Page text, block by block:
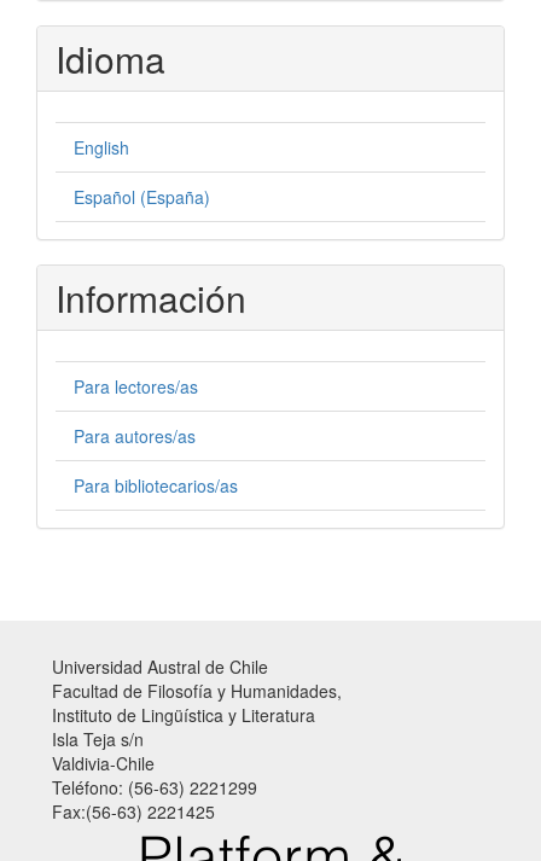
Idioma
English
Español (España)
Información
Para lectores/as
Para autores/as
Para bibliotecarios/as
Universidad Austral de Chile
Facultad de Filosofía y Humanidades,
Instituto de Lingüística y Literatura
Isla Teja s/n
Valdivia-Chile
Teléfono: (56-63) 2221299
Fax:(56-63) 2221425